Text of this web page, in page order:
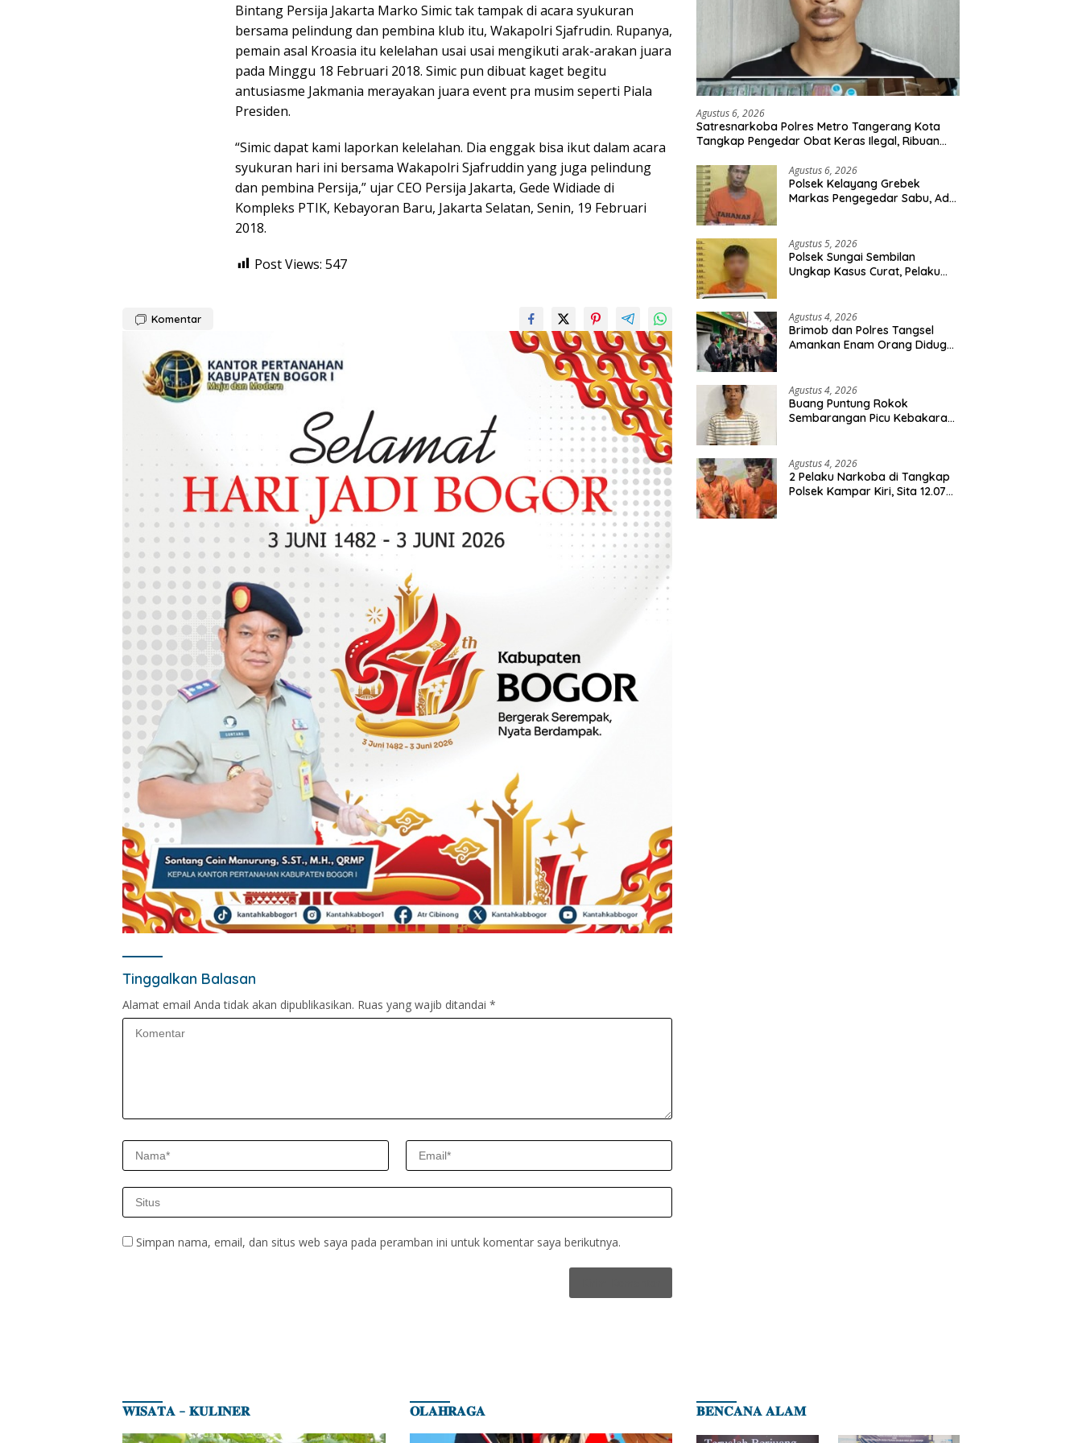
Bintang Persija Jakarta Marko Simic tak tampak di acara syukuran
bersama pelindung dan pembina klub itu, Wakapolri Sjafrudin. Rupanya,
pemain asal Kroasia itu kelelahan usai usai mengikuti arak-arakan juara
pada Minggu 18 Februari 2018. Simic pun dibuat kaget begitu
antusiasme Jakmania merayakan juara event pra musim seperti Piala
Presiden.
“Simic dapat kami laporkan kelelahan. Dia enggak bisa ikut dalam acara
syukuran hari ini bersama Wakapolri Sjafruddin yang juga pelindung
dan pembina Persija,” ujar CEO Persija Jakarta, Gede Widiade di
Kompleks PTIK, Kebayoran Baru, Jakarta Selatan, Senin, 19 Februari
2018.
Post Views: 547
Komentar
Tinggalkan Balasan
Alamat email Anda tidak akan dipublikasikan. Ruas yang wajib ditandai *
Simpan nama, email, dan situs web saya pada peramban ini untuk komentar saya berikutnya.
Agustus 6, 2026
Satresnarkoba Polres Metro Tangerang Kota
Tangkap Pengedar Obat Keras Ilegal, Ribuan
Agustus 6, 2026
Polsek Kelayang Grebek
Markas Pengegedar Sabu, Ada
Agustus 5, 2026
Polsek Sungai Sembilan
Ungkap Kasus Curat, Pelaku
Agustus 4, 2026
Brimob dan Polres Tangsel
Amankan Enam Orang Diduga
Agustus 4, 2026
Buang Puntung Rokok
Sembarangan Picu Kebakaran
Agustus 4, 2026
2 Pelaku Narkoba di Tangkap
Polsek Kampar Kiri, Sita 12.07
𝐖𝐈𝐒𝐀𝐓𝐀 – 𝐊𝐔𝐋𝐈𝐍𝐄𝐑 𝐎𝐋𝐀𝐇𝐑𝐀𝐆𝐀 𝐁𝐄𝐍𝐂𝐀𝐍𝐀 𝐀𝐋𝐀𝐌